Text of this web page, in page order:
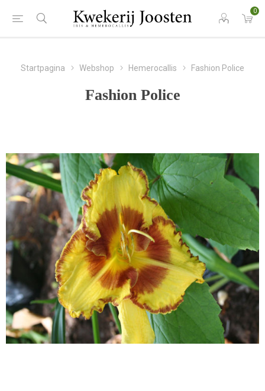
0
Startpagina Webshop Hemerocallis Fashion Police
Fashion Police